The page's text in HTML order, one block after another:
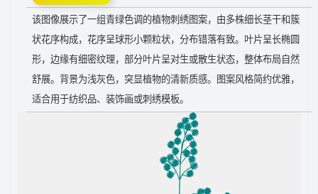
该图像展示了一组青绿色调的植物刺绣图案，由多株细长茎干和簇
状花序构成，花序呈球形小颗粒状，分布错落有致。叶片呈长椭圆
形，边缘有细密纹理，部分叶片呈对生或散生状态，整体布局自然
舒展。背景为浅灰色，突显植物的清新质感。图案风格简约优雅，
适合用于纺织品、装饰画或刺绣模板。